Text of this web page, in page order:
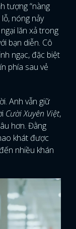
tượng “nàng
nóng nảy
lăn xả trong
bạn diễn. Cô
ngạc, đặc biệt
phía sau vẻ
Anh vẫn giữ
Cười Xuyên Việt,
hơn. Đằng
khát được
nhiều khán